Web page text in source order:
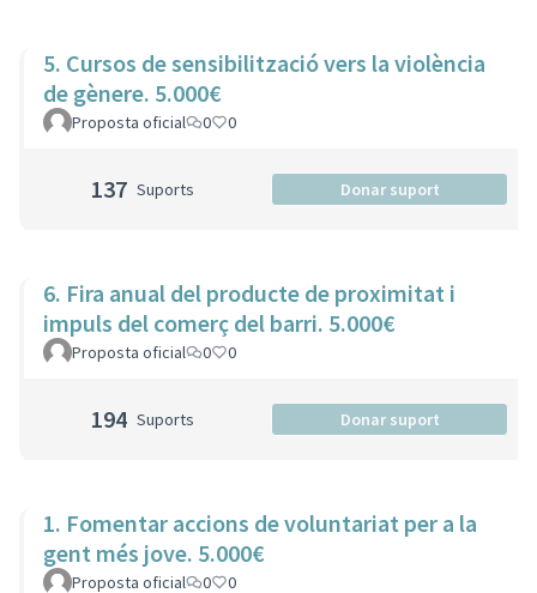
5. Cursos de sensibilització vers la violència
de gènere. 5.000€
Proposta oficial 0 0
137 Suports Donar suport
6. Fira anual del producte de proximitat i
impuls del comerç del barri. 5.000€
Proposta oficial 0 0
194 Suports Donar suport
1. Fomentar accions de voluntariat per a la
gent més jove. 5.000€
Proposta oficial 0 0